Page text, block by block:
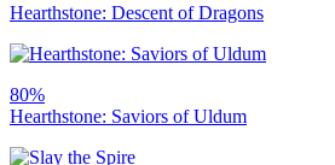
Hearthstone: Descent of Dragons
80%
Hearthstone: Saviors of Uldum